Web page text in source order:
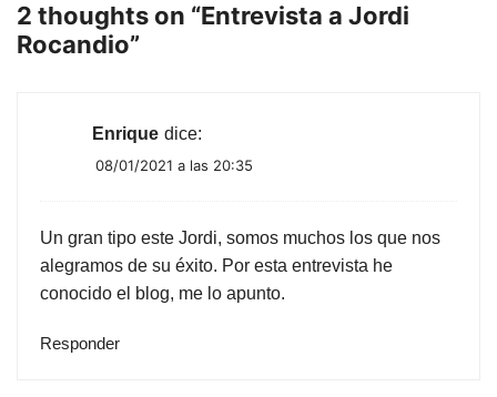
2 thoughts on “Entrevista a Jordi
Rocandio”
Enrique dice:
08/01/2021 a las 20:35
Un gran tipo este Jordi, somos muchos los que nos
alegramos de su éxito. Por esta entrevista he
conocido el blog, me lo apunto.
Responder